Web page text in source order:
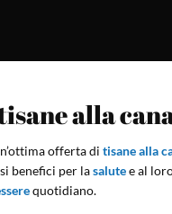
alla
offerta di tisane alla
benefici per lasalutee al
quotidiano.